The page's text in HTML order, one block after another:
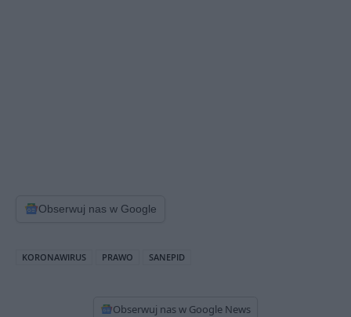
Obserwuj nas w Google
KORONAWIRUS PRAWO SANEPID
Obserwuj nas w Google News